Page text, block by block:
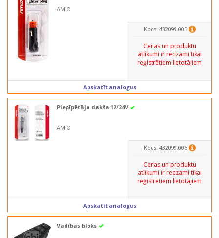
AMIO
Kods: 432099.005
Cenas un produktu
atlikumi ir redzami tikai
reģistrētiem lietotājiem
Apskatīt analogus
Piepīpētāja dakša 12/24V
AMIO
Kods: 432099.006
Cenas un produktu
atlikumi ir redzami tikai
reģistrētiem lietotājiem
Apskatīt analogus
Vadības bloks